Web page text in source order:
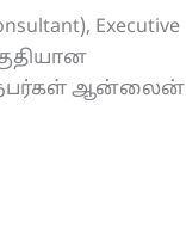
Executive
நபர்கள் ஆன்லைன்